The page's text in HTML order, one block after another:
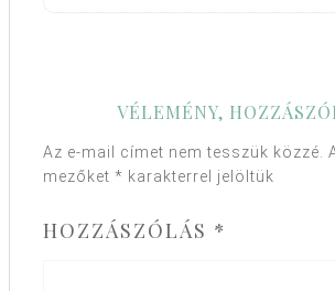
VÉLEMÉNY,
Az e-mail címet nem tesszük közzé.
mezőket * karakterrel jelöltük
HOZZÁSZÓLÁS *